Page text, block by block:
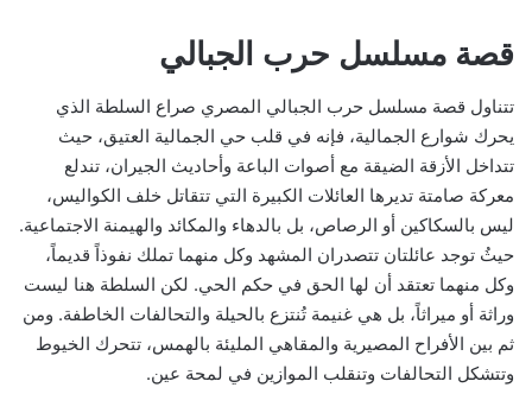
قصة مسلسل حرب الجبالي
تتناول قصة مسلسل حرب الجبالي المصري صراع السلطة الذي
يحرك شوارع الجمالية، فإنه في قلب حي الجمالية العتيق، حيث
تتداخل الأزقة الضيقة مع أصوات الباعة وأحاديث الجيران، تندلع
معركة صامتة تديرها العائلات الكبيرة التي تتقاتل خلف الكواليس،
ليس بالسكاكين أو الرصاص، بل بالدهاء والمكائد والهيمنة الاجتماعية.
حيثُ توجد عائلتان تتصدران المشهد وكل منهما تملك نفوذاً قديماً،
وكل منهما تعتقد أن لها الحق في حكم الحي. لكن السلطة هنا ليست
وراثة أو ميراثاً، بل هي غنيمة تُنتزع بالحيلة والتحالفات الخاطفة. ومن
ثم بين الأفراح المصيرية والمقاهي المليئة بالهمس، تتحرك الخيوط
وتتشكل التحالفات وتنقلب الموازين في لمحة عين.